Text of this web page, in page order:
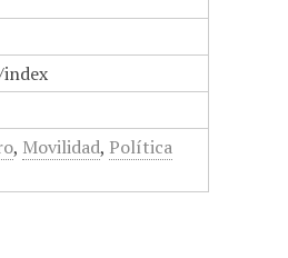
, Movilidad, Política